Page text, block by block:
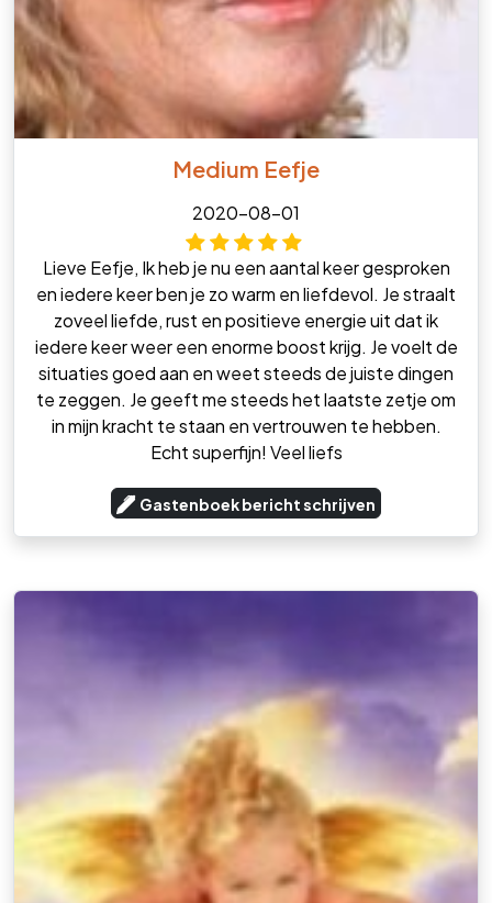
Medium Eefje
2020-08-01
Lieve Eefje, Ik heb je nu een aantal keer gesproken
en iedere keer ben je zo warm en liefdevol. Je straalt
zoveel liefde, rust en positieve energie uit dat ik
iedere keer weer een enorme boost krijg. Je voelt de
situaties goed aan en weet steeds de juiste dingen
te zeggen. Je geeft me steeds het laatste zetje om
in mijn kracht te staan en vertrouwen te hebben.
Echt superfijn! Veel liefs
Gastenboek bericht schrijven